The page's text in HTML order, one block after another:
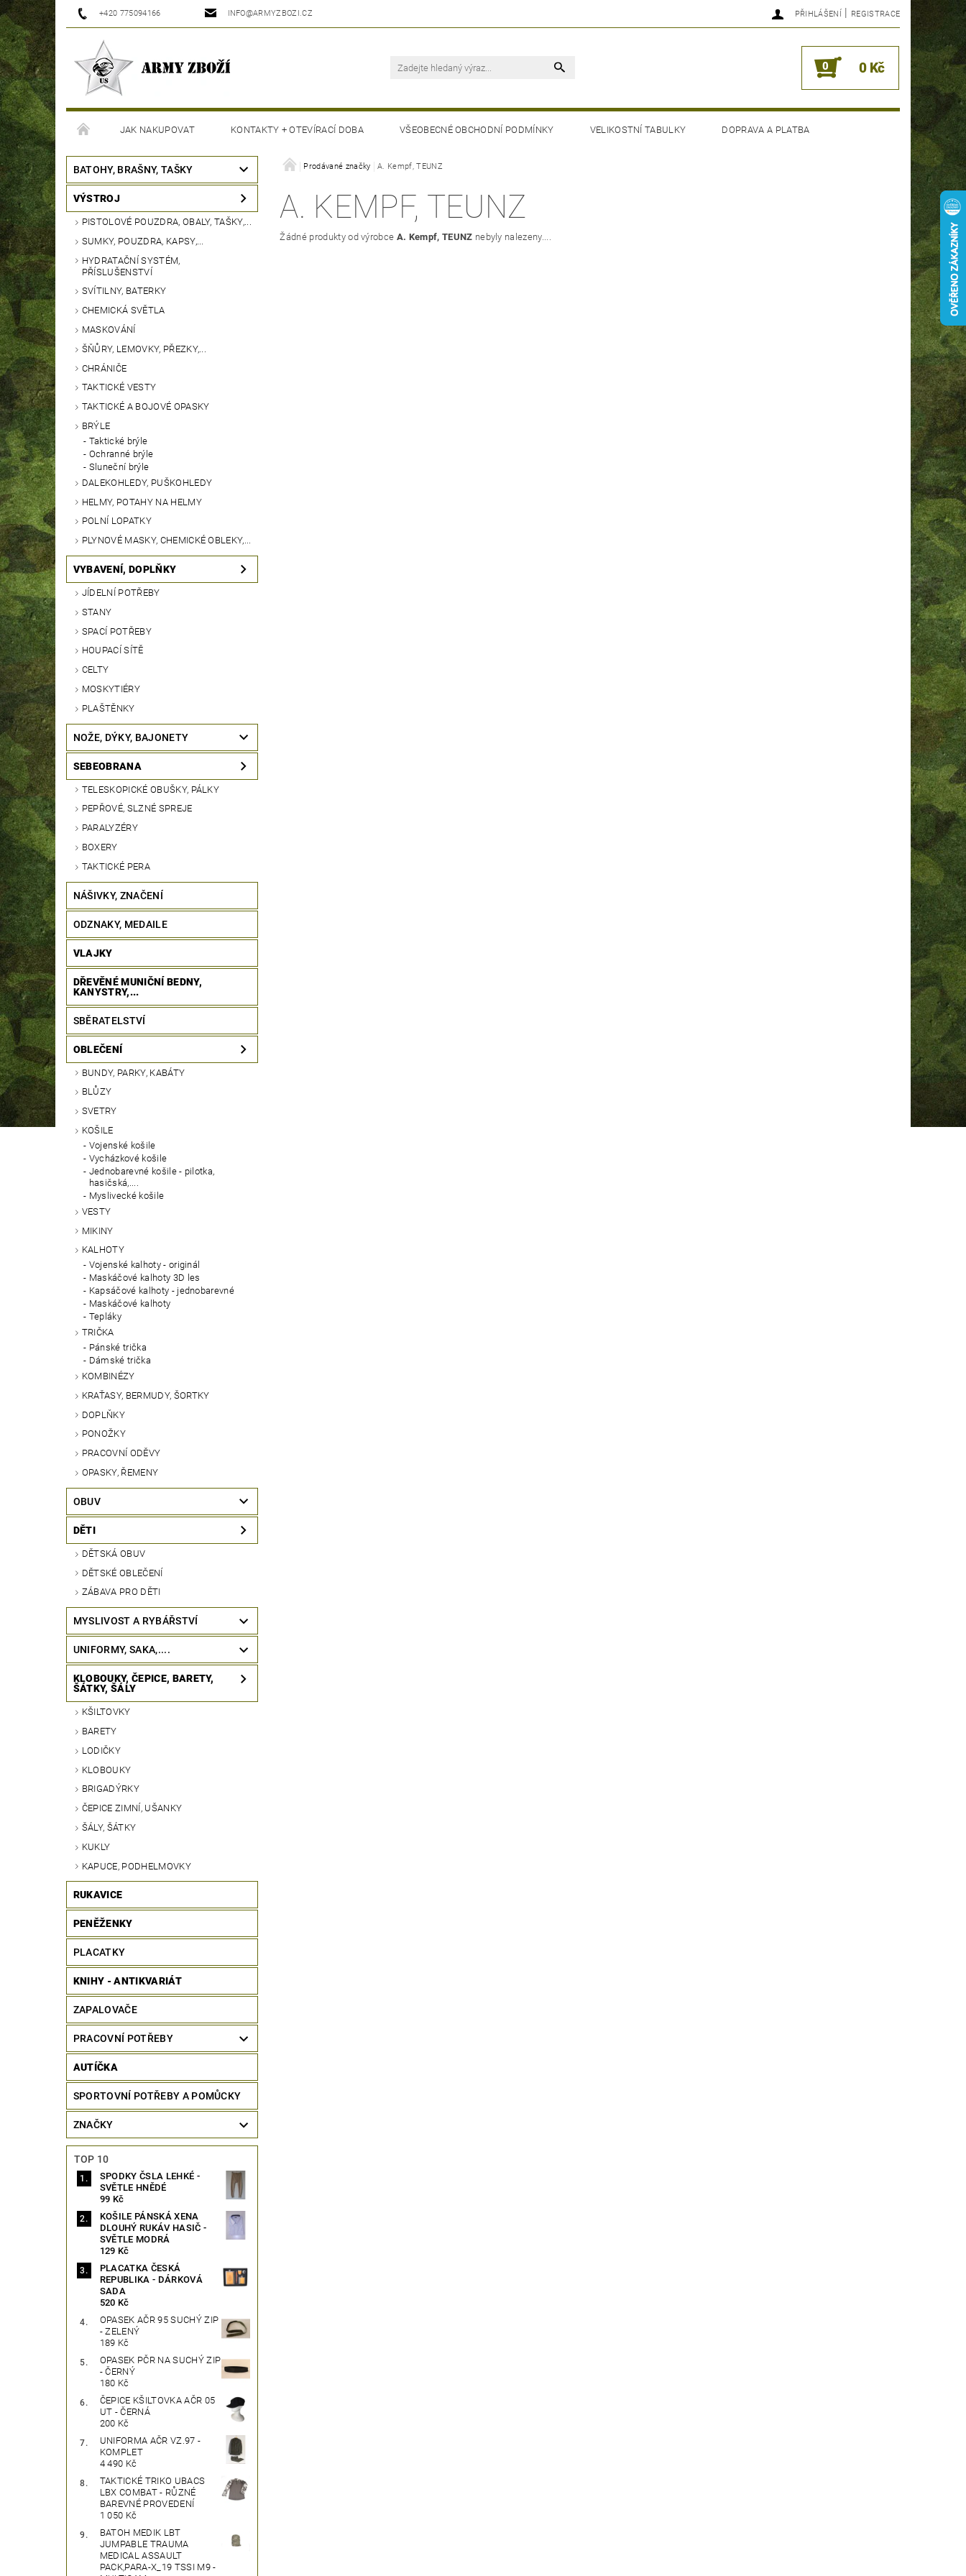
+420 775094166 INFO@ARMYZBOZI.CZ PŘIHLÁŠENÍ | REGISTRACE
0 0 Kč
JAK NAKUPOVAT KONTAKTY + OTEVÍRACÍ DOBA VŠEOBECNÉ OBCHODNÍ PODMÍNKY VELIKOSTNÍ TABULKY DOPRAVA A PLATBA
MOJE OBJEDNÁVKA
BATOHY, BRAŠNY, TAŠKY
VÝSTROJ
PISTOLOVÉ POUZDRA, OBALY, TAŠKY,...
SUMKY, POUZDRA, KAPSY,...
HYDRATAČNÍ SYSTÉM,
PŘÍSLUŠENSTVÍ
SVÍTILNY, BATERKY
CHEMICKÁ SVĚTLA
MASKOVÁNÍ
ŠŇŮRY, LEMOVKY, PŘEZKY,...
CHRÁNIČE
TAKTICKÉ VESTY
TAKTICKÉ A BOJOVÉ OPASKY
BRÝLE
Taktické brýle
Ochranné brýle
Sluneční brýle
DALEKOHLEDY, PUŠKOHLEDY
HELMY, POTAHY NA HELMY
POLNÍ LOPATKY
PLYNOVÉ MASKY, CHEMICKÉ OBLEKY,...
VYBAVENÍ, DOPLŇKY
JÍDELNÍ POTŘEBY
STANY
SPACÍ POTŘEBY
HOUPACÍ SÍTĚ
CELTY
MOSKYTIÉRY
PLAŠTĚNKY
NOŽE, DÝKY, BAJONETY
SEBEOBRANA
TELESKOPICKÉ OBUŠKY, PÁLKY
PEPŘOVÉ, SLZNÉ SPREJE
PARALYZÉRY
BOXERY
TAKTICKÉ PERA
NÁŠIVKY, ZNAČENÍ
ODZNAKY, MEDAILE
VLAJKY
DŘEVĚNÉ MUNIČNÍ BEDNY,
KANYSTRY,...
SBĚRATELSTVÍ
OBLEČENÍ
BUNDY, PARKY, KABÁTY
BLŮZY
SVETRY
KOŠILE
Vojenské košile
Vycházkové košile
Jednobarevné košile - pilotka,
hasičská,....
Myslivecké košile
VESTY
MIKINY
KALHOTY
Vojenské kalhoty - originál
Maskáčové kalhoty 3D les
Kapsáčové kalhoty - jednobarevné
Maskáčové kalhoty
Tepláky
TRIČKA
Pánské trička
Dámské trička
KOMBINÉZY
KRAŤASY, BERMUDY, ŠORTKY
DOPLŇKY
PONOŽKY
PRACOVNÍ ODĚVY
OPASKY, ŘEMENY
OBUV
DĚTI
DĚTSKÁ OBUV
DĚTSKÉ OBLEČENÍ
ZÁBAVA PRO DĚTI
MYSLIVOST A RYBÁŘSTVÍ
UNIFORMY, SAKA,....
KLOBOUKY, ČEPICE, BARETY,
ŠÁTKY, ŠÁLY
KŠILTOVKY
BARETY
LODIČKY
KLOBOUKY
BRIGADÝRKY
ČEPICE ZIMNÍ, UŠANKY
ŠÁLY, ŠÁTKY
KUKLY
KAPUCE, PODHELMOVKY
RUKAVICE
PENĚŽENKY
PLACATKY
KNIHY - ANTIKVARIÁT
ZAPALOVAČE
PRACOVNÍ POTŘEBY
AUTÍČKA
SPORTOVNÍ POTŘEBY A POMŮCKY
ZNAČKY
TOP 10
SPODKY ČSLA LEHKÉ -
SVĚTLE HNĚDÉ
99 Kč
KOŠILE PÁNSKÁ XENA
DLOUHÝ RUKÁV HASIČ -
SVĚTLE MODRÁ
129 Kč
PLACATKA ČESKÁ
REPUBLIKA - DÁRKOVÁ
SADA
520 Kč
OPASEK AČR 95 SUCHÝ ZIP
- ZELENÝ
189 Kč
OPASEK PČR NA SUCHÝ ZIP
- ČERNÝ
180 Kč
ČEPICE KŠILTOVKA AČR 05
UT - ČERNÁ
200 Kč
UNIFORMA AČR VZ.97 -
KOMPLET
4 490 Kč
TAKTICKÉ TRIKO UBACS
LBX COMBAT - RŮZNÉ
BAREVNÉ PROVEDENÍ
1 050 Kč
BATOH MEDIK LBT
JUMPABLE TRAUMA
MEDICAL ASSAULT
PACK,PARA-X_19 TSSI M9 -
Prodávané značky A. Kempf, TEUNZ
A. KEMPF, TEUNZ
Žádné produkty od výrobce A. Kempf, TEUNZ nebyly nalezeny....